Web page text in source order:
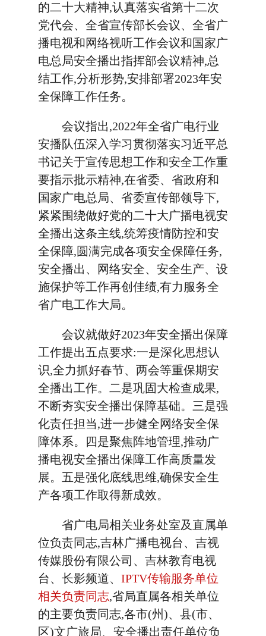
的二十大精神,认真落实省第十二次
党代会、全省宣传部长会议、全省广
播电视和网络视听工作会议和国家广
电总局安全播出指挥部会议精神,总
结工作,分析形势,安排部署2023年安
全保障工作任务。
会议指出,2022年全省广电行业
安播队伍深入学习贯彻落实习近平总
书记关于宣传思想工作和安全工作重
要指示批示精神,在省委、省政府和
国家广电总局、省委宣传部领导下,
紧紧围绕做好党的二十大广播电视安
全播出这条主线,统筹疫情防控和安
全保障,圆满完成各项安全保障任务,
安全播出、网络安全、安全生产、设
施保护等工作再创佳绩,有力服务全
省广电工作大局。
会议就做好2023年安全播出保障
工作提出五点要求:一是深化思想认
识,全力抓好春节、两会等重保期安
全播出工作。二是巩固大检查成果,
不断夯实安全播出保障基础。三是强
化责任担当,进一步健全网络安全保
障体系。四是聚焦阵地管理,推动广
播电视安全播出保障工作高质量发
展。五是强化底线思维,确保安全生
产各项工作取得新成效。
省广电局相关业务处室及直属单
位负责同志,吉林广播电视台、吉视
传媒股份有限公司、吉林教育电视
台、长影频道、 IPTV传输服务单位
相关负责同志,省局直属各相关单位
的主要负责同志,各市(州)、县(市、
区)文广旅局、安全播出责任单位负